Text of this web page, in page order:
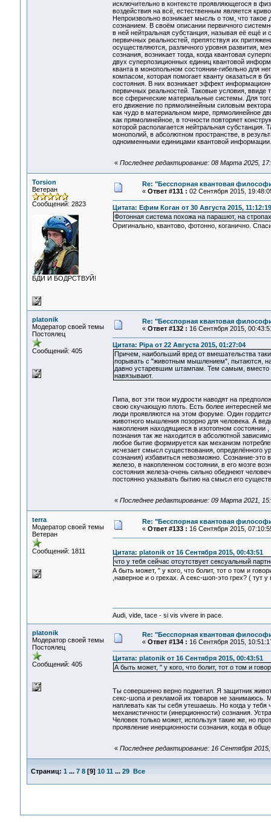
исключительно в контексте проявляющегося в
воздействия на всё, естественным является
Непроизвольно возникает мысль о том, что
сознанием. В своём описании первичного
в ней нейтральная субстанция, называя её ещё
первичных реальностей, препятствуя их
осуществляются, различного уровня развития,
сознания, возникает тогда, когда квантовая
двух суперпозиционных единиц квантовой
кванта в монопольном состоянии-гибельно для
компасом, которая помогает кванту оказаться в
состояния. В них возникает эффект
первичных реальностей. Таковые условия,
все сферические материальные системы. Для
его движение по прямолинейным силовым
как чудо в материальном мире, прямолинейное
как прямолинейное, в точности повторяет
которой располагается нейтральная
монополий, в абсолютном пространстве, в
одноименными единицами квантовой
« Последнее редактирование: 08 Марта 2025,
Torsion
Ветеран
Сообщений: 2823
БДИ И БОДРСТВУЙ!
Re: "Бесспорная квантовая
« Ответ #131 : 02 Сентября 2015,
Цитата: Ефим Коган от 30 Августа 2015, 11:12:19
Фотонная система похожа на парашют, на
Оригинально, квантово, фотонно, коганично.
platonik
Модератор своей темы
Постоялец
Сообщений: 405
Re: "Бесспорная квантовая
« Ответ #132 : 16 Сентября 2015,
Цитата: Pipa от 22 Августа 2015, 01:27:04
Причем, наибольший вред от вмешательства
порывать с "животным мышлением", пытаются,
давно устаревшим штампам. Тем самым, вместо
навязывают.
Пипа, вот эти твои мудрости наводят на
свою скучающую плоть. Есть более интересней
люди проявляются на этом форуме. Один
животного мышления позорно для человека. А
накопления находящиеся в изотопном состоянии
познания так же находится в абсолютной
любое бытие формируется как механизм
исчезает смысл существования, определённого
сознания) избавиться невозможно. Сознание-
железо, в накопленном состоянии, в его мозге
состояния железа-очень сильно обеднеют
постоянно указывать бытию на смысл его
« Последнее редактирование: 09 Марта 2021,
terra
Модератор своей темы
Ветеран
Сообщений: 1811
Re: "Бесспорная квантовая
« Ответ #133 : 16 Сентября 2015,
Цитата: platonik от 16 Сентября 2015, 00:43:51
что у тебя сейчас отсутствует сексуальный
А быть может, " у кого, что болит, тот о том и
,наверное и о грехах. А секс-шоп-это грех? ( тут
Audi, vide, tace - si vis vivere in pace.
platonik
Модератор своей темы
Постоялец
Сообщений: 405
Re: "Бесспорная квантовая
« Ответ #134 : 16 Сентября 2015,
Цитата: platonik от 16 Сентября 2015, 00:43:51
А быть может, " у кого, что болит, тот о том и
Ты совершенно верно подметил. Я защитник
секс-шопа и рекламой их товаров не занимаюсь.
наплевать как ты себя утешаешь. Но когда у
механистичности (инерционности) сознания.
Человек только может, используя такие же, но
проявление инерционности сознания, когда в
« Последнее редактирование: 16 Сентября
Страниц: 1 ... 7 8[9] 10 11 ... 29 Все